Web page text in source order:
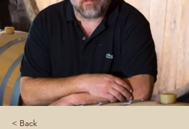
< Back